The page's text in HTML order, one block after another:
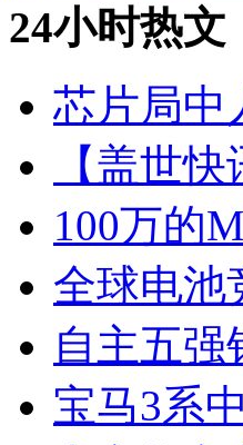
24小时热文
芯片局中
【盖世
100万的
全球电池
自主五
宝马3系